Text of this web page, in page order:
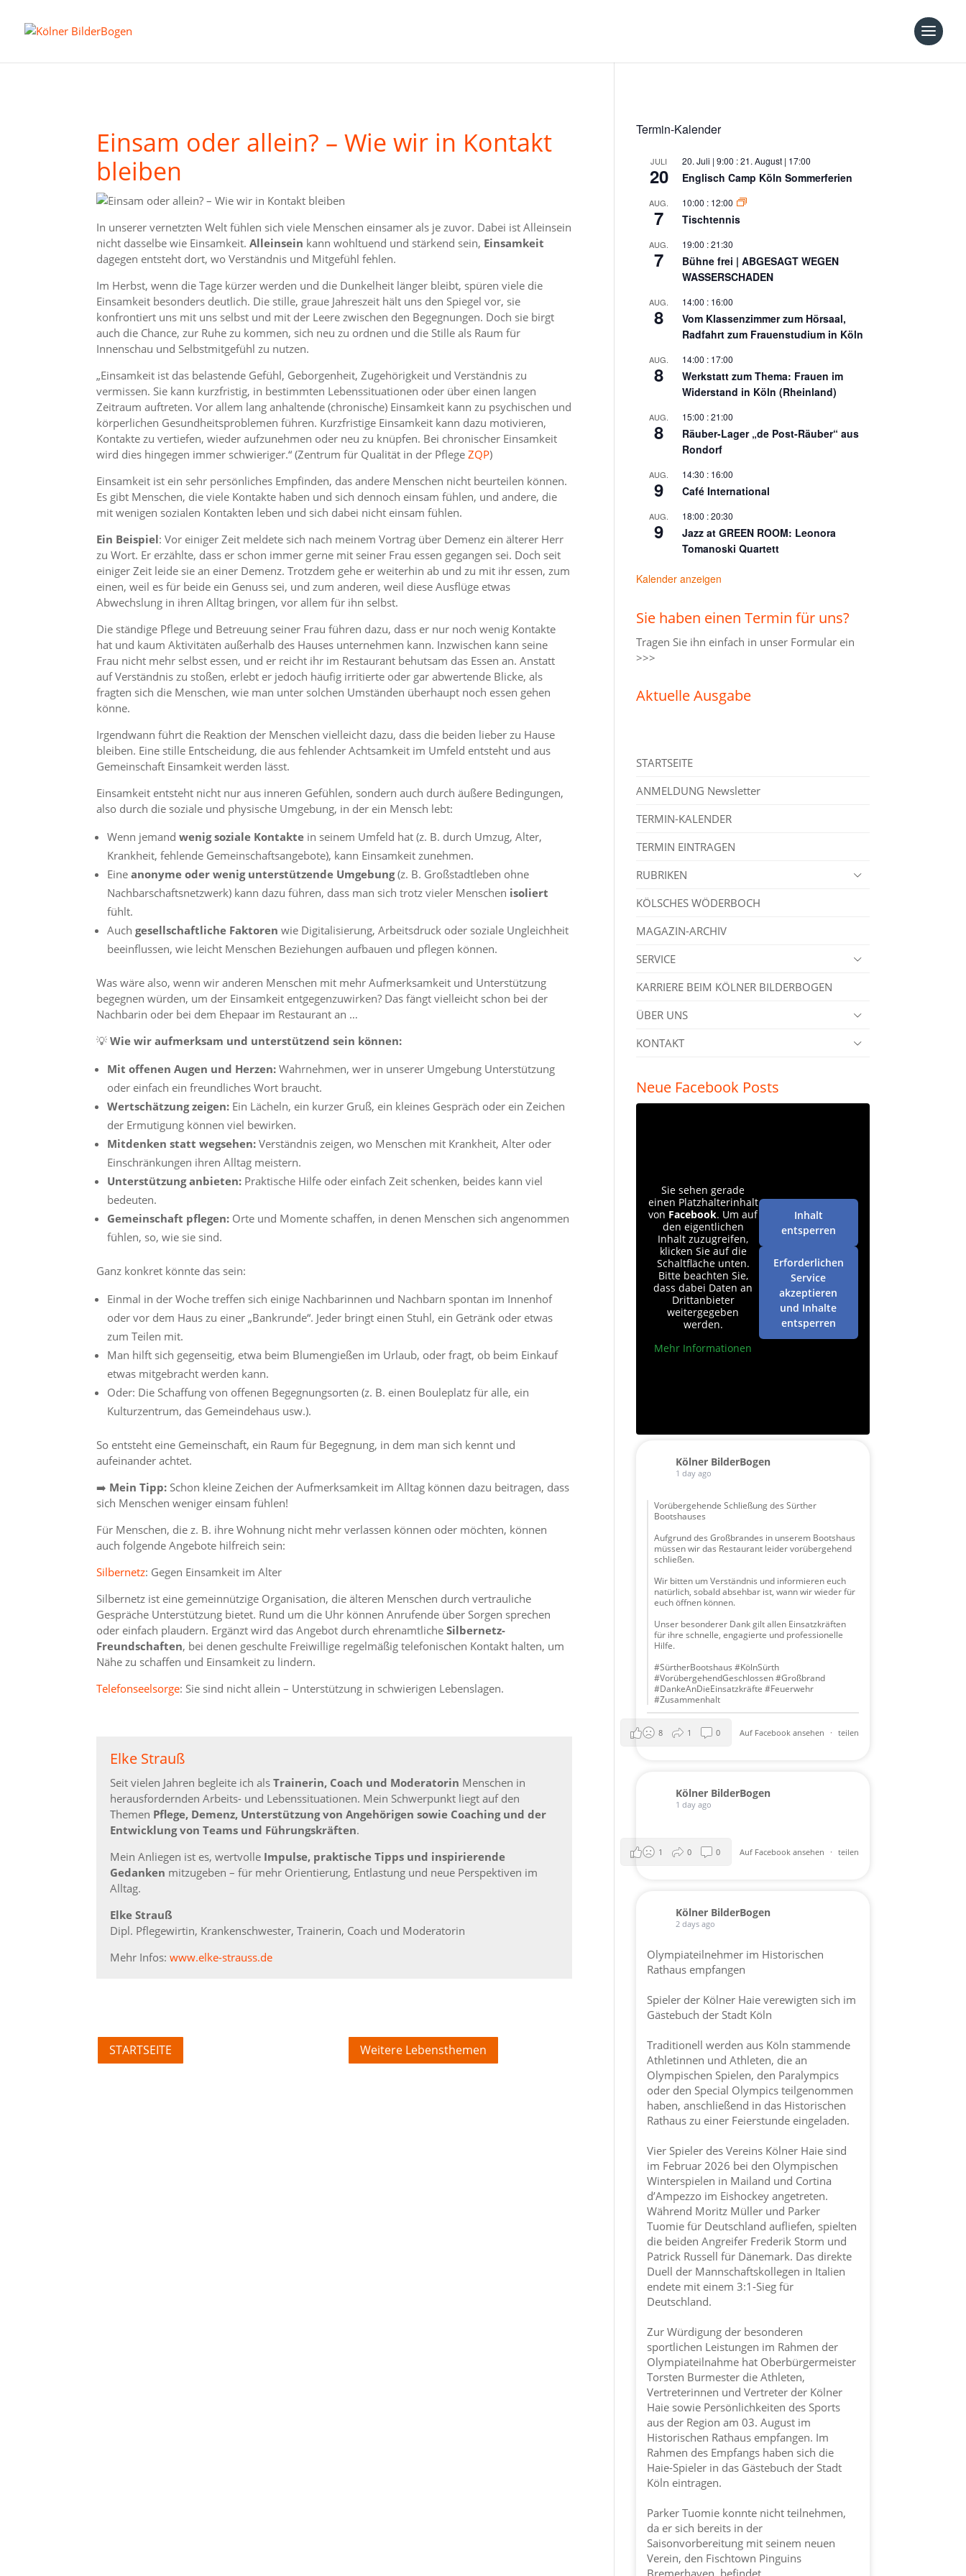
Einsam oder allein? – Wie wir in Kontakt
bleiben
In unserer vernetzten Welt fühlen sich viele Menschen einsamer als je zuvor. Dabei ist Alleinsein
nicht dasselbe wie Einsamkeit.Alleinsein kann wohltuend und stärkend sein, Einsamkeit
dagegen entsteht dort, wo Verständnis und Mitgefühl fehlen.
Im Herbst, wenn die Tage kürzer werden und die Dunkelheit länger bleibt, spüren viele die
Einsamkeit besonders deutlich. Die stille, graue Jahreszeit hält uns den Spiegel vor, sie
konfrontiert uns mit uns selbst und mit der Leere zwischen den Begegnungen. Doch sie birgt
auch die Chance, zur Ruhe zu kommen, sich neu zu ordnen und die Stille als Raum für
Innenschau und Selbstmitgefühl zu nutzen.
„Einsamkeit ist das belastende Gefühl, Geborgenheit, Zugehörigkeit und Verständnis zu
vermissen. Sie kann kurzfristig, in bestimmten Lebenssituationen oder über einen langen
Zeitraum auftreten. Vor allem lang anhaltende (chronische) Einsamkeit kann zu psychischen und
körperlichen Gesundheitsproblemen führen. Kurzfristige Einsamkeit kann dazu motivieren,
Kontakte zu vertiefen, wieder aufzunehmen oder neu zu knüpfen. Bei chronischer Einsamkeit
wird dies hingegen immer schwieriger.“ (Zentrum für Qualität in der PflegeZQP)
Einsamkeit ist ein sehr persönliches Empfinden, das andere Menschen nicht beurteilen können.
Es gibt Menschen, die viele Kontakte haben und sich dennoch einsam fühlen, und andere, die
mit wenigen sozialen Kontakten leben und sich dabei nicht einsam fühlen.
Ein Beispiel: Vor einiger Zeit meldete sich nach meinem Vortrag über Demenz ein älterer Herr
zu Wort. Er erzählte, dass er schon immer gerne mit seiner Frau essen gegangen sei. Doch seit
einiger Zeit leide sie an einer Demenz. Trotzdem gehe er weiterhin ab und zu mit ihr essen, zum
einen, weil es für beide ein Genuss sei, und zum anderen, weil diese Ausflüge etwas
Abwechslung in ihren Alltag bringen, vor allem für ihn selbst.
Die ständige Pflege und Betreuung seiner Frau führen dazu, dass er nur noch wenig Kontakte
hat und kaum Aktivitäten außerhalb des Hauses unternehmen kann. Inzwischen kann seine
Frau nicht mehr selbst essen, und er reicht ihr im Restaurant behutsam das Essen an. Anstatt
auf Verständnis zu stoßen, erlebt er jedoch häufig irritierte oder gar abwertende Blicke, als
fragten sich die Menschen, wie man unter solchen Umständen überhaupt noch essen gehen
könne.
Irgendwann führt die Reaktion der Menschen vielleicht dazu, dass die beiden lieber zu Hause
bleiben. Eine stille Entscheidung, die aus fehlender Achtsamkeit im Umfeld entsteht und aus
Gemeinschaft Einsamkeit werden lässt.
Einsamkeit entsteht nicht nur aus inneren Gefühlen, sondern auch durch äußere Bedingungen,
also durch die soziale und physische Umgebung, in der ein Mensch lebt:
Wenn jemandwenig soziale Kontakte in seinem Umfeld hat (z. B. durch Umzug, Alter,
Krankheit, fehlende Gemeinschaftsangebote), kann Einsamkeit zunehmen.
Eineanonyme oder wenig unterstützende Umgebung(z. B. Großstadtleben ohne
Nachbarschaftsnetzwerk) kann dazu führen, dass man sich trotz vieler Menschen isoliert
fühlt.
Auchgesellschaftliche Faktoren wie Digitalisierung, Arbeitsdruck oder soziale Ungleichheit
beeinflussen, wie leicht Menschen Beziehungen aufbauen und pflegen können.
Was wäre also, wenn wir anderen Menschen mit mehr Aufmerksamkeit und Unterstützung
begegnen würden, um der Einsamkeit entgegenzuwirken? Das fängt vielleicht schon bei der
Nachbarin oder bei dem Ehepaar im Restaurant an …
💡Wie wir aufmerksam und unterstützend sein können:
Mit offenen Augen und Herzen: Wahrnehmen, wer in unserer Umgebung Unterstützung
oder einfach ein freundliches Wort braucht.
Wertschätzung zeigen: Ein Lächeln, ein kurzer Gruß, ein kleines Gespräch oder ein Zeichen
der Ermutigung können viel bewirken.
Mitdenken statt wegsehen: Verständnis zeigen, wo Menschen mit Krankheit, Alter oder
Einschränkungen ihren Alltag meistern.
Unterstützung anbieten: Praktische Hilfe oder einfach Zeit schenken, beides kann viel
bedeuten.
Gemeinschaft pflegen: Orte und Momente schaffen, in denen Menschen sich angenommen
fühlen, so, wie sie sind.
Ganz konkret könnte das sein:
Einmal in der Woche treffen sich einige Nachbarinnen und Nachbarn spontan im Innenhof
oder vor dem Haus zu einer „Bankrunde“. Jeder bringt einen Stuhl, ein Getränk oder etwas
zum Teilen mit.
Man hilft sich gegenseitig, etwa beim Blumengießen im Urlaub, oder fragt, ob beim Einkauf
etwas mitgebracht werden kann.
Oder: Die Schaffung von offenen Begegnungsorten (z. B. einen Bouleplatz für alle, ein
Kulturzentrum, das Gemeindehaus usw.).
So entsteht eine Gemeinschaft, ein Raum für Begegnung, in dem man sich kennt und
aufeinander achtet.
➡️ Mein Tipp: Schon kleine Zeichen der Aufmerksamkeit im Alltag können dazu beitragen, dass
sich Menschen weniger einsam fühlen!
Für Menschen, die z. B. ihre Wohnung nicht mehr verlassen können oder möchten, können
auch folgende Angebote hilfreich sein:
Silbernetz: Gegen Einsamkeit im Alter
Silbernetz ist eine gemeinnützige Organisation, die älteren Menschen durch vertrauliche
Gespräche Unterstützung bietet. Rund um die Uhr können Anrufende über Sorgen sprechen
oder einfach plaudern. Ergänzt wird das Angebot durch ehrenamtlicheSilbernetz-
Freundschaften, bei denen geschulte Freiwillige regelmäßig telefonischen Kontakt halten, um
Nähe zu schaffen und Einsamkeit zu lindern.
Telefonseelsorge: Sie sind nicht allein – Unterstützung in schwierigen Lebenslagen.
Elke Strauß
Seit vielen Jahren begleite ich alsTrainerin, Coach und Moderatorin Menschen in
herausfordernden Arbeits- und Lebenssituationen. Mein Schwerpunkt liegt auf den
Themen Pflege, Demenz, Unterstützung von Angehörigen sowie Coaching und der
Entwicklung von Teams und Führungskräften.
Mein Anliegen ist es, wertvolle Impulse, praktische Tipps und inspirierende
Gedanken mitzugeben – für mehr Orientierung, Entlastung und neue Perspektiven im
Alltag.
Elke Strauß
Dipl. Pflegewirtin, Krankenschwester, Trainerin, Coach und Moderatorin
Mehr Infos:www.elke-strauss.de
STARTSEITE Weitere Lebensthemen
Termin-Kalender
JULI
20
20. Juli | 9:00 :21. August | 17:00
Englisch Camp Köln Sommerferien
AUG.
7
10:00 : 12:00
Tischtennis
AUG.
7
19:00 :21:30
Bühne frei | ABGESAGT WEGEN
WASSERSCHADEN
AUG.
8
14:00 : 16:00
Vom Klassenzimmer zum Hörsaal,
Radfahrt zum Frauenstudium in Köln
AUG.
8
14:00 : 17:00
Werkstatt zum Thema: Frauen im
Widerstand in Köln (Rheinland)
AUG.
8
15:00 :21:00
Räuber-Lager „de Post-Räuber“ aus
Rondorf
AUG.
9
14:30 : 16:00
Café International
AUG.
9
18:00 :20:30
Jazz at GREEN ROOM: Leonora
Tomanoski Quartett
Kalender anzeigen
Sie haben einen Termin für uns?
Tragen Sie ihn einfach in unser Formular ein
>>>
Aktuelle Ausgabe
STARTSEITE
ANMELDUNG Newsletter
TERMIN-KALENDER
TERMIN EINTRAGEN
RUBRIKEN
KÖLSCHES WÖDERBOCH
MAGAZIN-ARCHIV
SERVICE
KARRIERE BEIM KÖLNER BILDERBOGEN
ÜBER UNS
KONTAKT
Neue Facebook Posts
Sie sehen gerade
einen Platzhalterinhalt
von Facebook. Um auf
den eigentlichen
Inhalt zuzugreifen,
klicken Sie auf die
Schaltfläche unten.
Bitte beachten Sie,
dass dabei Daten an
Drittanbieter
weitergegeben
werden.
Mehr Informationen
Inhalt
entsperren
Erforderlichen
Service
akzeptieren
und Inhalte
entsperren
Kölner BilderBogen
1 day ago
Vorübergehende Schließung des Sürther
Bootshauses
Aufgrund des Großbrandes in unserem Bootshaus
müssen wir das Restaurant leider vorübergehend
schließen.
Wir bitten um Verständnis und informieren euch
natürlich, sobald absehbar ist, wann wir wieder für
euch öffnen können.
Unser besonderer Dank gilt allen Einsatzkräften
für ihre schnelle, engagierte und professionelle
Hilfe.
#SürtherBootshaus #KölnSürth
#VorübergehendGeschlossen #Großbrand
#DankeAnDieEinsatzkräfte #Feuerwehr
#Zusammenhalt
Auf Facebook ansehen · teilen
8 1 0
Kölner BilderBogen
1 day ago
Auf Facebook ansehen · teilen
1 0 0
Kölner BilderBogen
2 days ago
Olympiateilnehmer im Historischen
Rathaus empfangen
Spieler der Kölner Haieverewigten sich im
Gästebuch der Stadt Köln
Traditionell werden aus Köln stammende
Athletinnen und Athleten, die an
Olympischen Spielen, den Paralympics
oder den Special Olympics teilgenommen
haben, anschließend in das Historischen
Rathaus zu einer Feierstunde eingeladen.
Vier Spieler des Vereins Kölner Haiesind
im Februar 2026 bei den Olympischen
Winterspielen in Mailand und Cortina
d’Ampezzo im Eishockey angetreten.
Während Moritz Müller und Parker
Tuomie für Deutschland aufliefen, spielten
die beiden Angreifer Frederik Storm und
Patrick Russell für Dänemark. Das direkte
Duell der Mannschaftskollegen in Italien
endete mit einem 3:1-Sieg für
Deutschland.
Zur Würdigung der besonderen
sportlichen Leistungen im Rahmen der
Olympiateilnahme hat Oberbürgermeister
Torsten Burmester die Athleten,
Vertreterinnen und Vertreter der Kölner
Haiesowie Persönlichkeiten des Sports
aus der Region am 03. August im
Historischen Rathaus empfangen. Im
Rahmen des Empfangs haben sich die
Haie-Spieler in das Gästebuch der Stadt
Köln eintragen.
Parker Tuomie konnte nicht teilnehmen,
da er sich bereits in der
Saisonvorbereitung mit seinem neuen
Verein, den Fischtown Pinguins
Bremerhaven, befindet.